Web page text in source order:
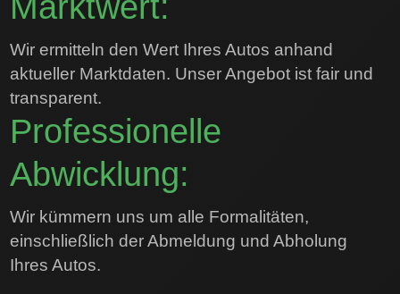
Wir ermitteln den Wert Ihres Autos anhand
aktueller Marktdaten. Unser Angebot ist fair und
transparent.
Professionelle
Abwicklung:
Wir kümmern uns um alle Formalitäten,
einschließlich der Abmeldung und Abholung
Ihres Autos.